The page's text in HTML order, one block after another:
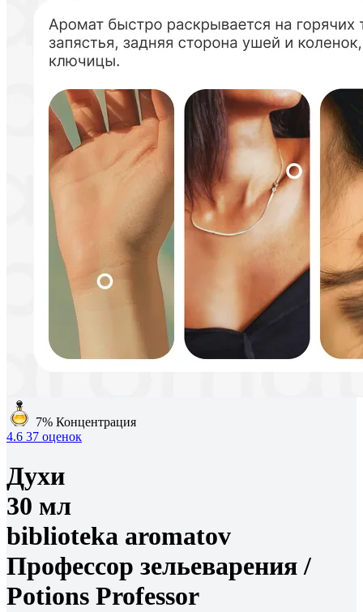
7% Концентрация
4.6 37 оценок
Духи
30 мл
biblioteka aromatov
Профессор зельеварения /
Potions Professor